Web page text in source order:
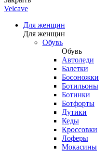
Velcave
Для женщин
Для женщин
Обувь
Обувь
Автоледи
Балетки
Босоножки
Ботильоны
Ботинки
Ботфорты
Дутики
Кеды
Кроссовки
Лоферы
Мокасины